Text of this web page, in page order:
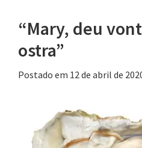
“Mary, deu
ostra”
Postado em 12 de abril de